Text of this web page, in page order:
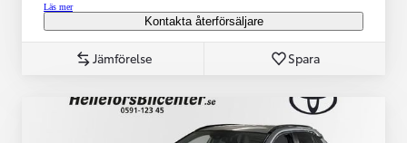
Läs mer
Kontakta återförsäljare
Jämförelse Spara